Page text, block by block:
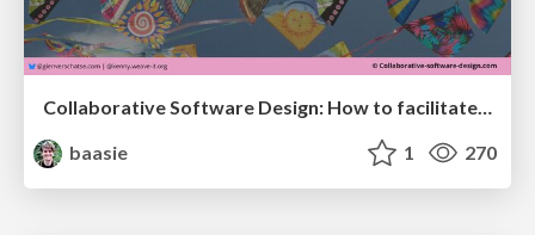
Collaborative Software Design: How to facilitate domain modelling decisions
baasie
1 270